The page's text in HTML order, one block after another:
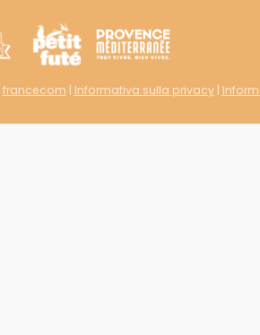
francecom | Informativa sulla privacy|